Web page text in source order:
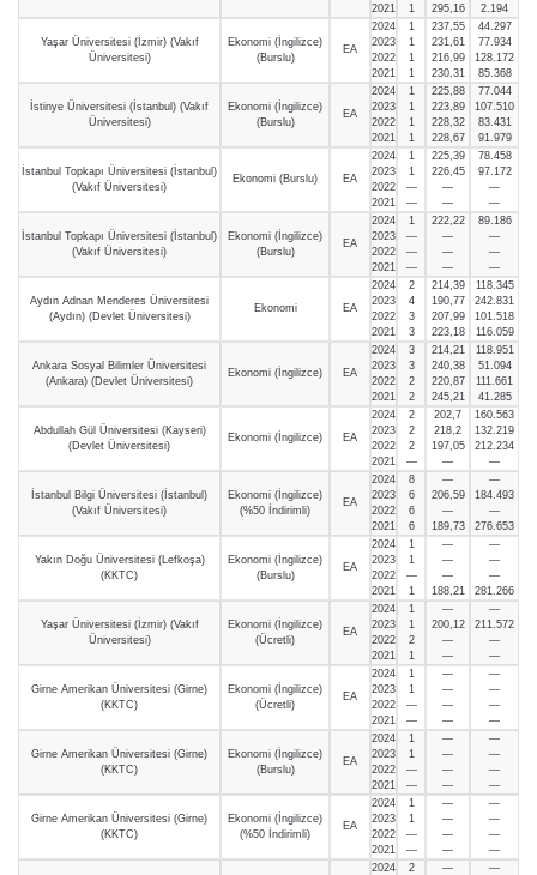
2021
1
295,16
2.194
Yaşar Üniversitesi (İzmir) (Vakıf
Üniversitesi)
Ekonomi (İngilizce)
(Burslu)
EA
2024
2023
2022
2021
1
1
1
1
237,55
231,61
216,99
230,31
44.297
77.934
128.172
85.368
İstinye Üniversitesi (İstanbul) (Vakıf
Üniversitesi)
Ekonomi (İngilizce)
(Burslu)
EA
2024
2023
2022
2021
1
1
1
1
225,88
223,89
228,32
228,67
77.044
107.510
83.431
91.979
İstanbul Topkapı Üniversitesi (İstanbul)
(Vakıf Üniversitesi)
Ekonomi (Burslu) EA
2024
2023
2022
2021
1
1
—
—
225,39
226,45
—
—
78.458
97.172
—
—
İstanbul Topkapı Üniversitesi (İstanbul)
(Vakıf Üniversitesi)
Ekonomi (İngilizce)
(Burslu)
EA
2024
2023
2022
2021
1
—
—
—
222,22
—
—
—
89.186
—
—
—
Aydın Adnan Menderes Üniversitesi
(Aydın) (Devlet Üniversitesi)
Ekonomi EA
2024
2023
2022
2021
2
4
3
3
214,39
190,77
207,99
223,18
118.345
242.831
101.518
116.059
Ankara Sosyal Bilimler Üniversitesi
(Ankara) (Devlet Üniversitesi)
Ekonomi (İngilizce) EA
2024
2023
2022
2021
3
3
2
2
214,21
240,38
220,87
245,21
118.951
51.094
111.661
41.285
Abdullah Gül Üniversitesi (Kayseri)
(Devlet Üniversitesi)
Ekonomi (İngilizce) EA
2024
2023
2022
2021
2
2
2
—
202,7
218,2
197,05
—
160.563
132.219
212.234
—
İstanbul Bilgi Üniversitesi (İstanbul)
(Vakıf Üniversitesi)
Ekonomi (İngilizce)
(%50 İndirimli)
EA
2024
2023
2022
2021
8
6
6
6
—
206,59
—
189,73
—
184.493
—
276.653
Yakın Doğu Üniversitesi (Lefkoşa)
(KKTC)
Ekonomi (İngilizce)
(Burslu)
EA
2024
2023
2022
2021
1
1
—
1
—
—
—
188,21
—
—
—
281.266
Yaşar Üniversitesi (İzmir) (Vakıf
Üniversitesi)
Ekonomi (İngilizce)
(Ücretli)
EA
2024
2023
2022
2021
1
1
2
1
—
200,12
—
—
—
211.572
—
—
Girne Amerikan Üniversitesi (Girne)
(KKTC)
Ekonomi (İngilizce)
(Ücretli)
EA
2024
2023
2022
2021
1
1
—
—
—
—
—
—
—
—
—
—
Girne Amerikan Üniversitesi (Girne)
(KKTC)
Ekonomi (İngilizce)
(Burslu)
EA
2024
2023
2022
2021
1
1
—
—
—
—
—
—
—
—
—
—
Girne Amerikan Üniversitesi (Girne)
(KKTC)
Ekonomi (İngilizce)
(%50 İndirimli)
EA
2024
2023
2022
2021
1
1
—
—
—
—
—
—
—
—
—
—
2024
2
—
—